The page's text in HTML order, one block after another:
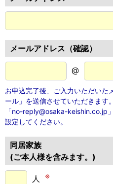
メールアドレス（確認）
@
お申込完了後、ご入力いただいた
ール」を送信させていただきます
「no-reply@osaka-keishin.co.jp
設定してください。
同居家族
(ご本人様を含みます。)
人 ※